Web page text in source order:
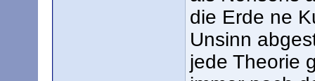
die Erde ne
Unsinn
jede Theorie